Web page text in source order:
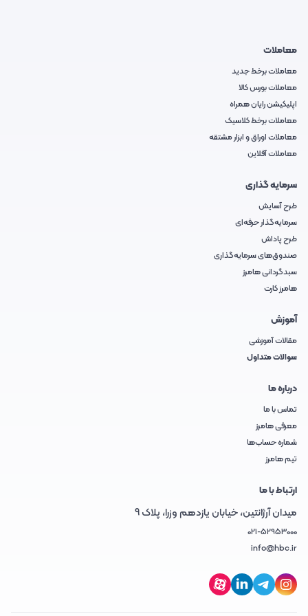
معاملات
معاملات برخط جدید
معاملات بورس کالا
اپلیکیشن رایان همراه
معاملات برخط کلاسیک
معاملات اوراق و ابزار مشتقه
معاملات آفلاین
سرمایه گذاری
طرح آسایش
سرمایه‌گذار حرفه‌ای
طرح پاداش
صندوق‌های سرمایه‌گذاری
سبدگردانی هامرز
هامرز کارت
آموزش
مقالات آموزشی
سوالات متداول
درباره ما
تماس با ما
معرفی هامرز
شماره حساب‌ها
تیم هامرز
ارتباط با ما
میدان آرژانتین، خیابان یازدهم وزرا، پلاک 9
021-52953000
info@hbc.ir